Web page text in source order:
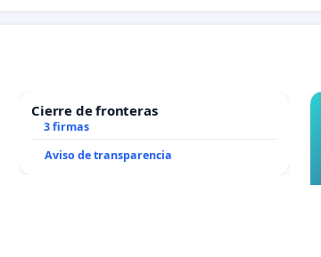
Cierre de fronteras
3 firmas
Aviso de transparencia